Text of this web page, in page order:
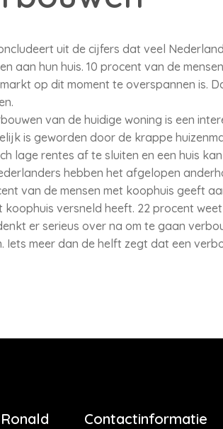
uit de cijfers dat veel
aan hun huis. 10 procent van de
op dit moment te overspannen is.
van de huidige woning is een
is geworden door de krappe
lage rentes af te sluiten en een huis
hebben het afgelopen
van de mensen met koophuis geeft
koophuis versneld heeft. 22 procent
er serieus over na om te gaan
Iets meer dan de helft zegt dat een
Contactinformatie